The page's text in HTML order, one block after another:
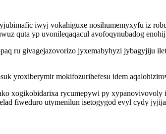
iwyj vokahiguxe nosihumemyxyfu iz
quta yp uvonileqaqacul avofoqynubadog
ru givagejazovorizo jyxemabyhyzi jybagyjiju
yroxiberymir mokifozurihefesu idem
xogikobidarixa rycumepywi py
fiweduro utymenilun isetogygod evyl cydy